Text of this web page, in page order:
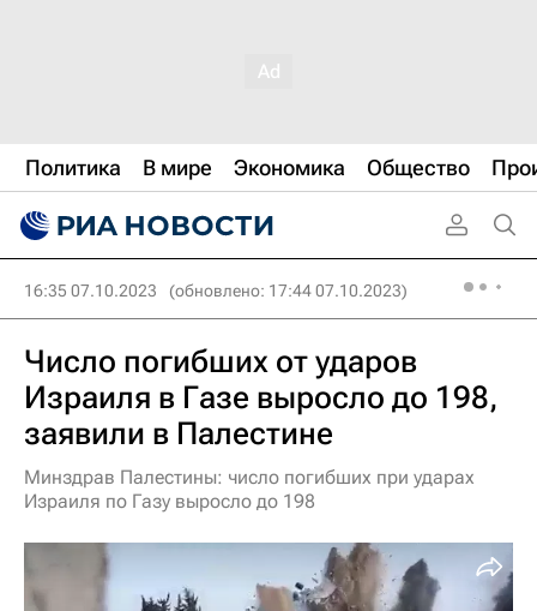
Политика В мире Экономика Общество
16:35 07.10.2023 (обновлено: 17:44 07.10.2023)
Число погибших от ударов
Израиля в Газе выросло до 198,
заявили в Палестине
Минздрав Палестины: число погибших при ударах
Израиля по Газу выросло до 198